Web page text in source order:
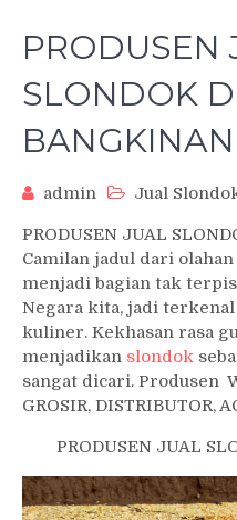
PRODUSEN
SLONDOK
admin Jual
PRODUSEN JUAL
Camilan jadul dari
menjadi bagian tak
Negara kita, jadi
kuliner. Kekhasan rasa
menjadikan slondok
sangat dicari. Produsen
GROSIR, DISTRIBUTOR,
PRODUSEN JUAL